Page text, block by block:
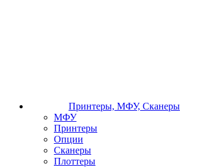
Принтеры, МФУ, Сканеры
МФУ
Принтеры
Опции
Сканеры
Плоттеры